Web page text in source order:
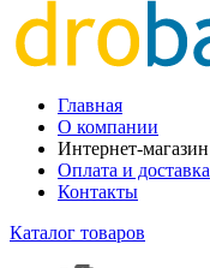
Главная
О компании
Интернет-магазин
Оплата и доставка
Контакты
Каталог товаров